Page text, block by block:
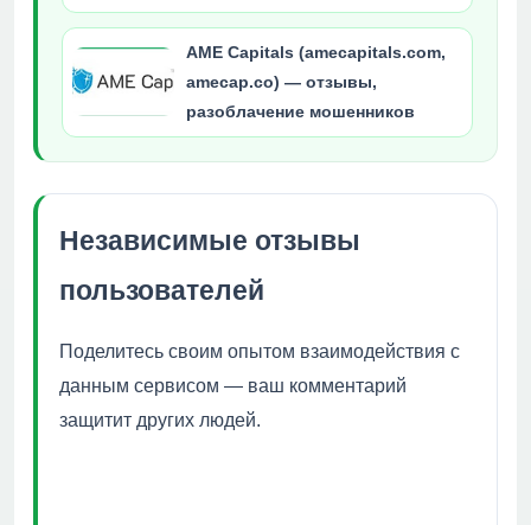
AME Capitals (amecapitals.com,
amecap.co) — отзывы,
разоблачение мошенников
Независимые отзывы
пользователей
Поделитесь своим опытом взаимодействия с
данным сервисом — ваш комментарий
защитит других людей.